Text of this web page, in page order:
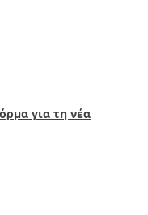
για τη νέα